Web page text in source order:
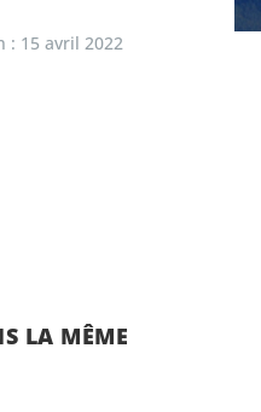
: 15 avril 2022
LA MÊME